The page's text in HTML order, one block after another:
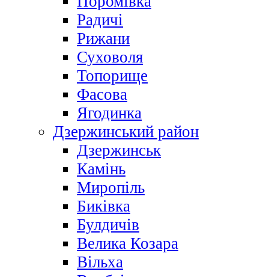
Радичі
Рижани
Суховоля
Топорище
Фасова
Ягодинка
Дзержинський район
Дзержинськ
Камінь
Миропіль
Биківка
Булдичів
Велика Козара
Вільха